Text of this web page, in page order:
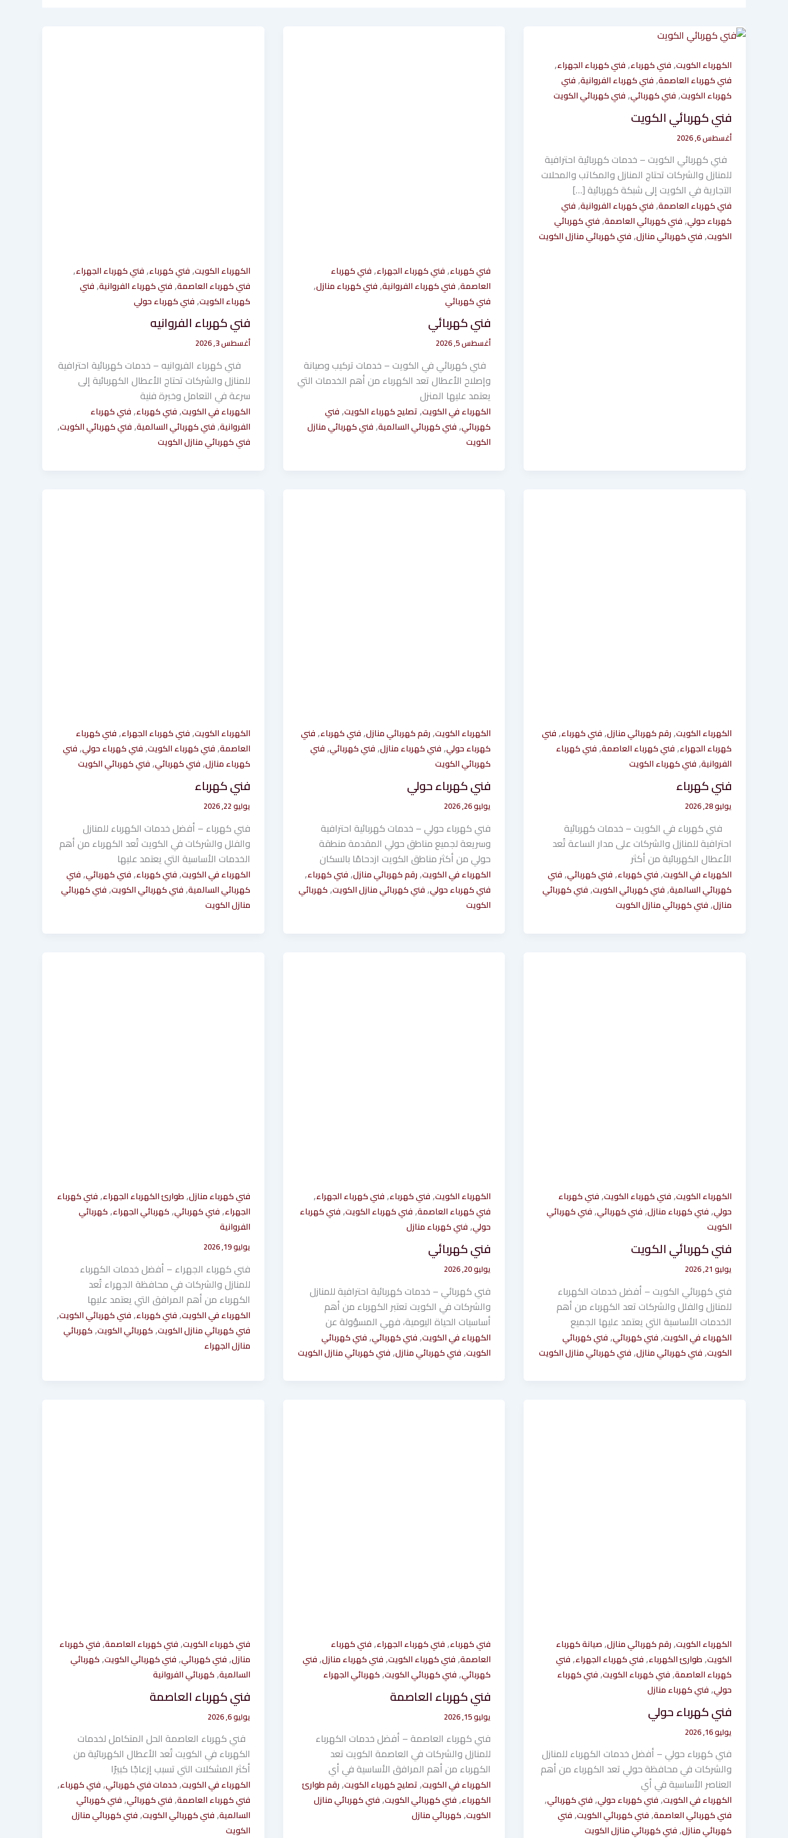
الكهرباء الكويت,فني كهرباء,فني كهرباء الجهراء,
فني كهرباء العاصمة,فني كهرباء الفروانية,فني
كهرباء الكويت,فني كهربائي,فني كهربائي الكويت
فني كهربائي الكويت
أغسطس 6, 2026
فني كهربائي الكويت – خدمات كهربائية احترافية
للمنازل والشركات تحتاج المنازل والمكاتب والمحلات
التجارية في الكويت إلى شبكة كهربائية […]
فني كهرباء العاصمة,فني كهرباء الفروانية,فني
كهرباء حولي,فني كهربائي العاصمة,فني كهربائي
الكويت,فني كهربائي منازل,فني كهربائي منازل الكويت
فني كهرباء,فني كهرباء الجهراء,فني كهرباء
العاصمة,فني كهرباء الفروانية,فني كهرباء منازل,
فني كهربائي
فني كهربائي
أغسطس 5, 2026
فني كهربائي في الكويت – خدمات تركيب وصيانة
وإصلاح الأعطال تعد الكهرباء من أهم الخدمات التي
يعتمد عليها المنزل
الكهرباء في الكويت,تصليح كهرباء الكويت,فني
كهربائي,فني كهربائي السالمية,فني كهربائي منازل
الكويت
الكهرباء الكويت,فني كهرباء,فني كهرباء الجهراء,
فني كهرباء العاصمة,فني كهرباء الفروانية,فني
كهرباء الكويت,فني كهرباء حولي
فني كهرباء الفروانيه
أغسطس 3, 2026
فني كهرباء الفروانيه – خدمات كهربائية احترافية
للمنازل والشركات تحتاج الأعطال الكهربائية إلى
سرعة في التعامل وخبرة فنية
الكهرباء في الكويت,فني كهرباء,فني كهرباء
الفروانية,فني كهربائي السالمية,فني كهربائي الكويت,
فني كهربائي منازل الكويت
الكهرباء الكويت,رقم كهربائي منازل,فني كهرباء,فني
كهرباء الجهراء,فني كهرباء العاصمة,فني كهرباء
الفروانية,فني كهرباء الكويت
فني كهرباء
يوليو 28, 2026
فني كهرباء في الكويت – خدمات كهربائية
احترافية للمنازل والشركات على مدار الساعة تُعد
الأعطال الكهربائية من أكثر
الكهرباء في الكويت,فني كهرباء,فني كهربائي,فني
كهربائي السالمية,فني كهربائي الكويت,فني كهربائي
منازل,فني كهربائي منازل الكويت
الكهرباء الكويت,رقم كهربائي منازل,فني كهرباء,فني
كهرباء حولي,فني كهرباء منازل,فني كهربائي,فني
كهربائي الكويت
فني كهرباء حولي
يوليو 26, 2026
فني كهرباء حولي – خدمات كهربائية احترافية
وسريعة لجميع مناطق حولي المقدمة منطقة
حولي من أكثر مناطق الكويت ازدحامًا بالسكان
الكهرباء في الكويت,رقم كهربائي منازل,فني كهرباء,
فني كهرباء حولي,فني كهربائي منازل الكويت,كهربائي
الكويت
الكهرباء الكويت,فني كهرباء الجهراء,فني كهرباء
العاصمة,فني كهرباء الكويت,فني كهرباء حولي,فني
كهرباء منازل,فني كهربائي,فني كهربائي الكويت
فني كهرباء
يوليو 22, 2026
فني كهرباء – أفضل خدمات الكهرباء للمنازل
والفلل والشركات في الكويت تُعد الكهرباء من أهم
الخدمات الأساسية التي يعتمد عليها
الكهرباء في الكويت,فني كهرباء,فني كهربائي,فني
كهربائي السالمية,فني كهربائي الكويت,فني كهربائي
منازل الكويت
الكهرباء الكويت,فني كهرباء الكويت,فني كهرباء
حولي,فني كهرباء منازل,فني كهربائي,فني كهربائي
الكويت
فني كهربائي الكويت
يوليو 21, 2026
فني كهربائي الكويت – أفضل خدمات الكهرباء
للمنازل والفلل والشركات تعد الكهرباء من أهم
الخدمات الأساسية التي يعتمد عليها الجميع
الكهرباء في الكويت,فني كهربائي,فني كهربائي
الكويت,فني كهربائي منازل,فني كهربائي منازل الكويت
الكهرباء الكويت,فني كهرباء,فني كهرباء الجهراء,
فني كهرباء العاصمة,فني كهرباء الكويت,فني كهرباء
حولي,فني كهرباء منازل
فني كهربائي
يوليو 20, 2026
فني كهربائي – خدمات كهربائية احترافية للمنازل
والشركات في الكويت تعتبر الكهرباء من أهم
أساسيات الحياة اليومية، فهي المسؤولة عن
الكهرباء في الكويت,فني كهربائي,فني كهربائي
الكويت,فني كهربائي منازل,فني كهربائي منازل الكويت
فني كهرباء منازل,طوارئ الكهرباء الجهراء,فني كهرباء
الجهراء,فني كهربائي,كهربائي الجهراء,كهربائي
الفروانية
يوليو 19, 2026
فني كهرباء الجهراء – أفضل خدمات الكهرباء
للمنازل والشركات في محافظة الجهراء تُعد
الكهرباء من أهم المرافق التي يعتمد عليها
الكهرباء في الكويت,فني كهرباء,فني كهربائي الكويت,
فني كهربائي منازل الكويت,كهربائي الكويت,كهربائي
منازل الجهراء
الكهرباء الكويت,رقم كهربائي منازل,صيانة كهرباء
الكويت,طوارئ الكهرباء,فني كهرباء الجهراء,فني
كهرباء العاصمة,فني كهرباء الكويت,فني كهرباء
حولي,فني كهرباء منازل
فني كهرباء حولي
يوليو 16, 2026
فني كهرباء حولي – أفضل خدمات الكهرباء للمنازل
والشركات في محافظة حولي تعد الكهرباء من أهم
العناصر الأساسية في أي
الكهرباء في الكويت,فني كهرباء حولي,فني كهربائي,
فني كهربائي العاصمة,فني كهربائي الكويت,فني
كهربائي منازل,فني كهربائي منازل الكويت
فني كهرباء,فني كهرباء الجهراء,فني كهرباء
العاصمة,فني كهرباء الكويت,فني كهرباء منازل,فني
كهربائي,فني كهربائي الكويت,كهربائي الجهراء
فني كهرباء العاصمة
يوليو 15, 2026
فني كهرباء العاصمة – أفضل خدمات الكهرباء
للمنازل والشركات في العاصمة الكويت تعد
الكهرباء من أهم المرافق الأساسية في أي
الكهرباء في الكويت,تصليح كهرباء الكويت,رقم طوارئ
الكهرباء,فني كهربائي الكويت,فني كهربائي منازل
الكويت,كهربائي منازل
فني كهرباء الكويت,فني كهرباء العاصمة,فني كهرباء
منازل,فني كهربائي,فني كهربائي الكويت,كهربائي
السالمية,كهربائي الفروانية
فني كهرباء العاصمة
يوليو 6, 2026
فني كهرباء العاصمة الحل المتكامل لخدمات
الكهرباء في الكويت تُعد الأعطال الكهربائية من
أكثر المشكلات التي تسبب إزعاجًا كبيرًا
الكهرباء في الكويت,خدمات فني كهربائي,فني كهرباء,
فني كهرباء العاصمة,فني كهربائي,فني كهربائي
السالمية,فني كهربائي الكويت,فني كهربائي منازل
الكويت